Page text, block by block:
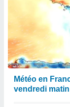
Météo en
vendredi